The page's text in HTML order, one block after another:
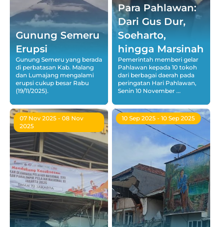
Gunung Semeru
Erupsi
Gunung Semeru yang berada
di perbatasan Kab. Malang
dan Lumajang mengalami
erupsi cukup besar Rabu
(19/11/2025).
Para Pahlawan:
Dari Gus Dur,
Soeharto,
hingga Marsinah
Pemerintah memberi gelar
Pahlawan kepada 10 tokoh
dari berbagai daerah pada
peringatan Hari Pahlawan,
Senin 10 November ...
07 Nov 2025 - 08 Nov
2025
10 Sep 2025 - 10 Sep 2025